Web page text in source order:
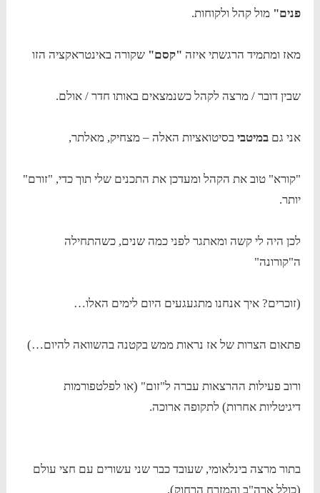
פנים"מול קהל ולקוחות.
מאז ומתמיד הרגשתי איזה "קסם" שקורה באינטראקציה הזו
שבין דובר / מרצה לקהל כשנמצאים באותו חדר / אולם.
אני גם במיטבי בסיטואציות האלה – מצחיק, מאלתר,
"קורא" טוב את הקהל ומעדכן את התכנים שלי תוך כדי, "זורם"
יותר.
לכן היה לי קשה ומאתגר לפני כמה שנים, כשהתחילה
ה"קורונה"
(זוכרים? איך אנחנו מתגעגעים היום לימים האלו…
פתאום הצרות של אז נראות ממש בקטנה בהשוואה להיום…)
ורוב פעילות ההרצאות עברה ל"זום" (או לפלטפורמות
דיגיטליות אחרות) לתקופה ארוכה.
בתור מרצה בינלאומי, שעובד כבר שני עשורים עם חצי עולם
(כולל ארה"ב והמזרח הרחוק),